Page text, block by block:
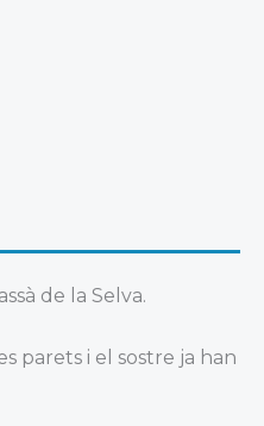
de la Selva.
parets i el sostre ja han